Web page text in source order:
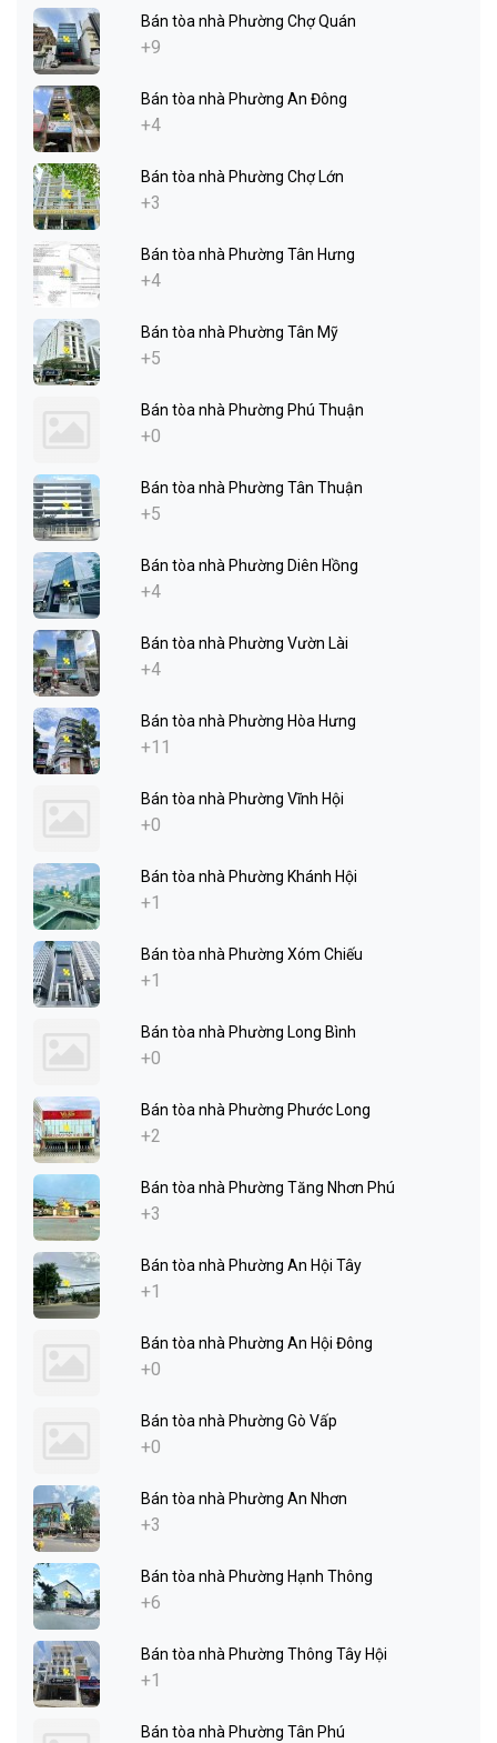
Bán tòa nhà Phường Chợ Quán
+9
Bán tòa nhà Phường An Đông
+4
Bán tòa nhà Phường Chợ Lớn
+3
Bán tòa nhà Phường Tân Hưng
+4
Bán tòa nhà Phường Tân Mỹ
+5
Bán tòa nhà Phường Phú Thuận
+0
Bán tòa nhà Phường Tân Thuận
+5
Bán tòa nhà Phường Diên Hồng
+4
Bán tòa nhà Phường Vườn Lài
+4
Bán tòa nhà Phường Hòa Hưng
+11
Bán tòa nhà Phường Vĩnh Hội
+0
Bán tòa nhà Phường Khánh Hội
+1
Bán tòa nhà Phường Xóm Chiếu
+1
Bán tòa nhà Phường Long Bình
+0
Bán tòa nhà Phường Phước Long
+2
Bán tòa nhà Phường Tăng Nhơn Phú
+3
Bán tòa nhà Phường An Hội Tây
+1
Bán tòa nhà Phường An Hội Đông
+0
Bán tòa nhà Phường Gò Vấp
+0
Bán tòa nhà Phường An Nhơn
+3
Bán tòa nhà Phường Hạnh Thông
+6
Bán tòa nhà Phường Thông Tây Hội
+1
Bán tòa nhà Phường Tân Phú